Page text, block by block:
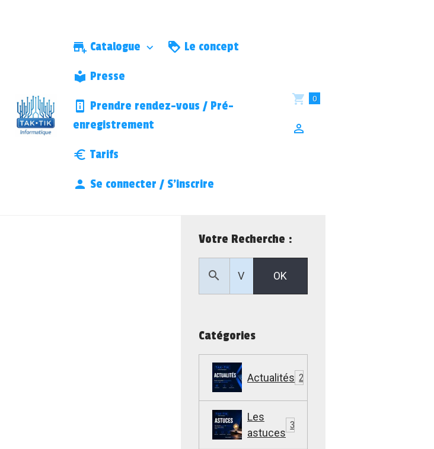
Catalogue Le concept
Presse
Prendre rendez-vous / Pré-
enregistrement
Tarifs
Se connecter / S’inscrire
0
Votre Recherche :
OK
Catégories
Actualités 22
Les
astuces
307